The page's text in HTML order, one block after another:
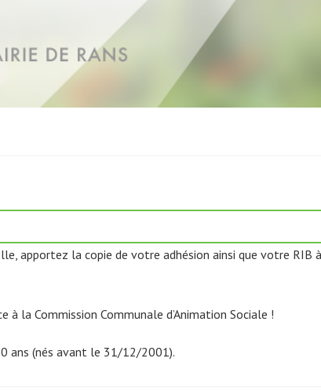
apportez la copie de votre adhésion ainsi que votre RIB
à la Commission Communale d’Animation Sociale !
ans (nés avant le 31/12/2001).